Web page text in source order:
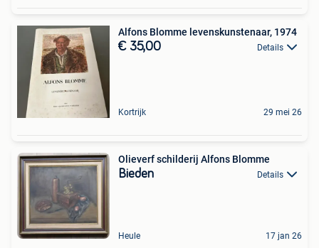
Alfons Blomme levenskunstenaar, 1974
€ 35,00 Details
Kortrijk 29 mei 26
Olieverf schilderij Alfons Blomme
Bieden Details
Heule 17 jan 26